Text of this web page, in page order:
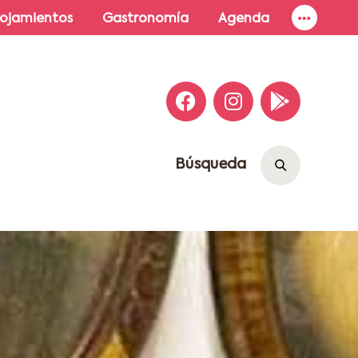
Gastronomía Agenda
Búsqueda